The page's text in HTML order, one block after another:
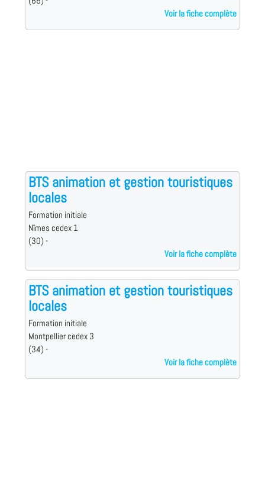
Voir la fiche complète
BTS animation et gestion touristiques
locales
Formation initiale
Nîmes cedex 1
(30) -
Voir la fiche complète
BTS animation et gestion touristiques
locales
Formation initiale
Montpellier cedex 3
(34) -
Voir la fiche complète